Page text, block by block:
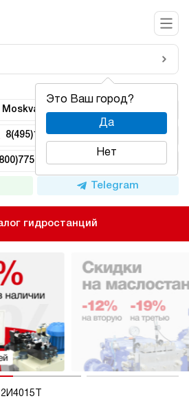
Это Ваш город?
Да
Нет
Moskva@hidro.ru
8(495)150-04-62
04-62 доб 2
Telegram
гидростанций